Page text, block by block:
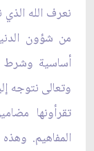
نعرف الله
من شؤون
أساسية وشرط
وتعالى نتوجه
تقرأونها
المفاهيم.